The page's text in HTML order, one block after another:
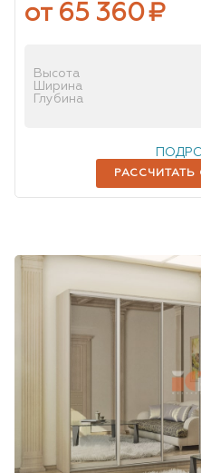
от 65 360₽
Высота
Ширина
Глубина